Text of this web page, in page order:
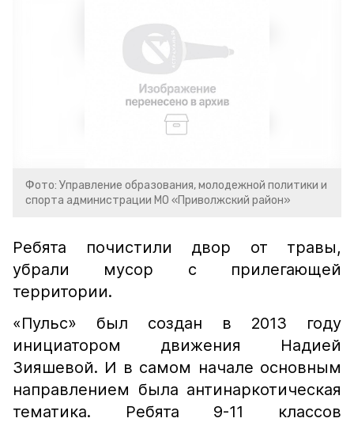
Фото: Управление образования, молодежной политики и
спорта администрации МО «Приволжский район»
Ребята почистили двор от травы,
убрали мусор с прилегающей
территории.
«Пульс» был создан в 2013 году
инициатором движения Надией
Зияшевой. И в самом начале основным
направлением была антинаркотическая
тематика. Ребята 9-11 классов